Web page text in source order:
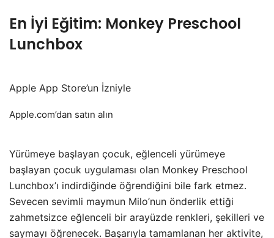
En İyi Eğitim: Monkey Preschool
Lunchbox
Apple App Store’un İzniyle
Apple.com’dan satın alın
Yürümeye başlayan çocuk, eğlenceli yürümeye
başlayan çocuk uygulaması olan Monkey Preschool
Lunchbox’ı indirdiğinde öğrendiğini bile fark etmez.
Sevecen sevimli maymun Milo’nun önderlik ettiği
zahmetsizce eğlenceli bir arayüzde renkleri, şekilleri ve
saymayı öğrenecek. Başarıyla tamamlanan her aktivite,